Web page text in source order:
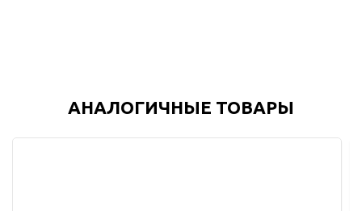
АНАЛОГИЧНЫЕ ТОВАРЫ